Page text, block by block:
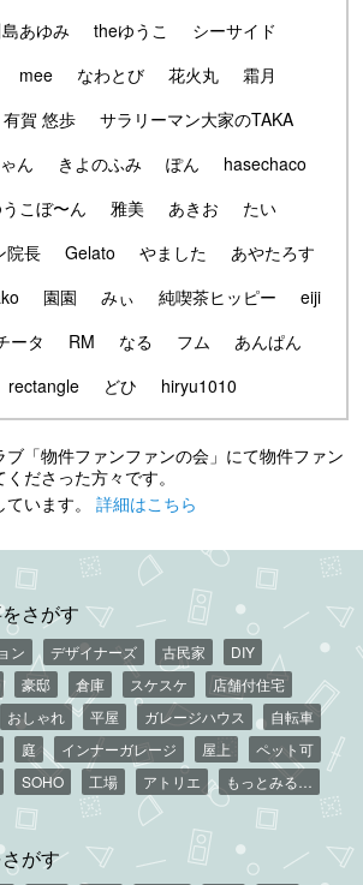
島あゆみ theゆうこ
シーサイド
mee なわとび 花火丸
霜月
有賀 悠歩
サラリーマン大家のTAKA
ん
きよのふみ ぽん
hasechaco
こぼ〜ん 雅美 あきお
たい
院長
Gelato やました
あやたろす
園園 みぃ 純喫茶ヒッピー
eiji
ータ RM なる フム
あんぱん
rectangle どひ hiryu1010
「物件ファンファンの会」にて物件ファン
ださった方々です。
います。 詳細はこちら
さがす
ン デザイナーズ 古民家
DIY
豪邸 倉庫 スケスケ
店舗付住宅
おしゃれ 平屋 ガレージハウス
自転車
庭 インナーガレージ 屋上
ペット可
SOHO 工場 アトリエ もっとみる…
がす